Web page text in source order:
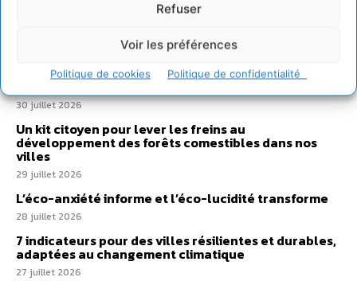
Refuser
Voir les préférences
Politique de cookies Politique de confidentialité
Comment le sol français a perdu sa mémoire
Développer notre attention aux espèces vivantes
non humaines avec les communs de Zoepolis
30 juillet 2026
Un kit citoyen pour lever les freins au
développement des forêts comestibles dans nos
villes
29 juillet 2026
L’éco-anxiété informe et l’éco-lucidité transforme
28 juillet 2026
7 indicateurs pour des villes résilientes et durables,
adaptées au changement climatique
27 juillet 2026